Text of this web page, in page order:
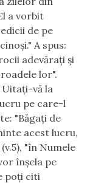
a vorbit
de pe
A spus:
adevăraţi şi
lor".
Uitaţi-vă la
pe care-l
"Băgaţi de
acest lucru,
"în Numele
înşela pe
poţi citi